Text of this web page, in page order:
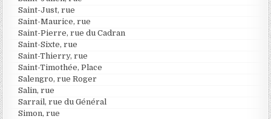
Saint-Just, rue
Saint-Maurice, rue
Saint-Pierre, rue du Cadran
Saint-Sixte, rue
Saint-Thierry, rue
Saint-Timothée, Place
Salengro, rue Roger
Salin, rue
Sarrail, rue du Général
Simon, rue